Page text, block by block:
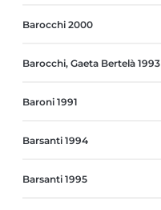
Barocchi 2000
Barocchi, Gaeta Bertelà 1993
Baroni 1991
Barsanti 1994
Barsanti 1995